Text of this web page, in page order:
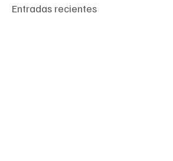
Entradas recientes